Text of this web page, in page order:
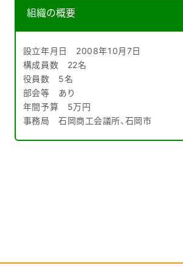
組織の概要
設立年月日 2008年10月7日
構成員数 22名
役員数 5名
部会等 あり
年間予算 5万円
事務局 石岡商工会議所、石岡市